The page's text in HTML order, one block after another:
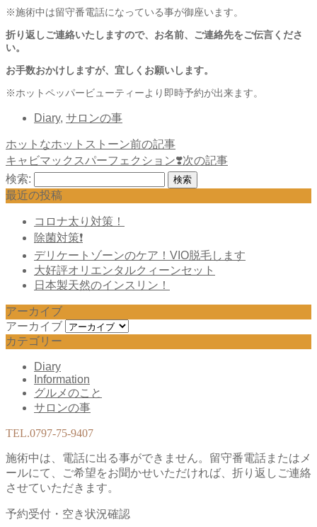
※施術中は留守番電話になっている事が御座います。
折り返しご連絡いたしますので、お名前、ご連絡先をご伝言くださ
い。
お手数おかけしますが、宜しくお願いします。
※ホットペッパービューティーより即時予約が出来ます。
Diary, サロンの事
ホットなホットストーン前の記事
キャビマックスパーフェクション❣️次の記事
検索:
最近の投稿
コロナ太り対策！
除菌対策❗️
デリケートゾーンのケア！VIO脱毛します
大好評オリエンタルクィーンセット
日本製天然のインスリン！
アーカイブ
アーカイブ
カテゴリー
Diary
Information
グルメのこと
サロンの事
TEL.0797-75-9407
施術中は、電話に出る事ができません。留守番電話またはメ
ールにて、ご希望をお聞かせいただければ、折り返しご連絡
させていただきます。
予約受付・空き状況確認